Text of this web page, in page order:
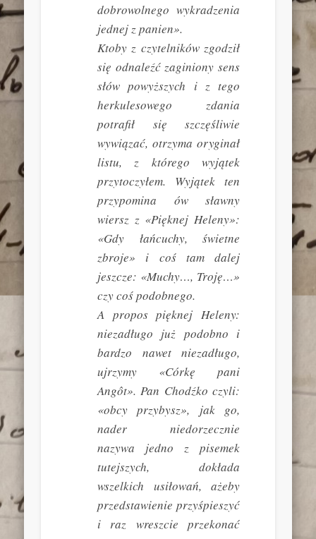
dobrowolnego wykradzenia
jednej z panien».
Ktoby z czytelników zgodził
się odnaleźć zaginiony sens
słów powyższych i z tego
herkulesowego zdania
potrafił się szczęśliwie
wywiązać, otrzyma oryginał
listu, z którego wyjątek
przytoczyłem. Wyjątek ten
przypomina ów sławny
wiersz z «Pięknej Heleny»:
«Gdy łańcuchy, świetne
zbroje» i coś tam dalej
jeszcze: «Muchy…, Troję…»
czy coś podobnego.
A propos pięknej Heleny:
niezadługo już podobno i
bardzo nawet niezadługo,
ujrzymy «Córkę pani
Angôt». Pan Chodźko czyli:
«obcy przybysz», jak go,
nader niedorzecznie
nazywa jedno z pisemek
tutejszych, dokłada
wszelkich usiłowań, ażeby
przedstawienie przyśpieszyć
i raz wreszcie przekonać